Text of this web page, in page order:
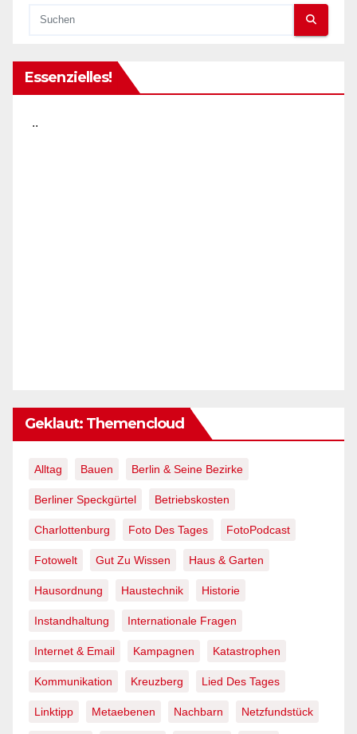
Essenzielles!
..
Geklaut: Themencloud
Alltag Bauen Berlin & Seine Bezirke
Berliner Speckgürtel Betriebskosten
Charlottenburg Foto Des Tages FotoPodcast
Fotowelt Gut Zu Wissen Haus & Garten
Hausordnung Haustechnik Historie
Instandhaltung Internationale Fragen
Internet & Email Kampagnen Katastrophen
Kommunikation Kreuzberg Lied Des Tages
Linktipp Metaebenen Nachbarn Netzfundstück